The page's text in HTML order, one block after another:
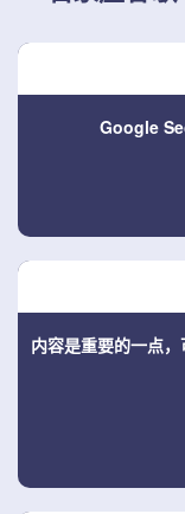
Google
内容是重要的一点